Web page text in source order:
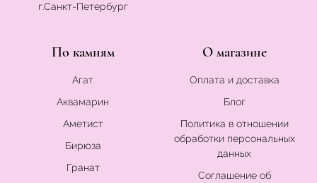
г.Санкт-Петербург
По камням
Агат
Аквамарин
Аметист
Бирюза
Гранат
О магазине
Оплата и доставка
Блог
Политика в отношении
обработки персональных
данных
Соглашение об